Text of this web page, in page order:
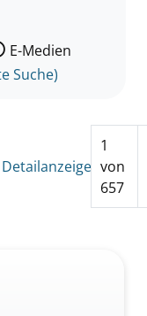
Sie suchen wollen.
E-Medien
Suche)
1
von
657